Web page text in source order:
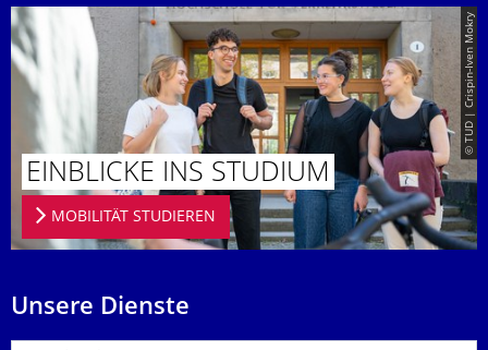
© TUD | Crispin-Iven Mokry
EINBLICKE INS STUDIUM
MOBILITÄT STUDIEREN
Unsere Dienste